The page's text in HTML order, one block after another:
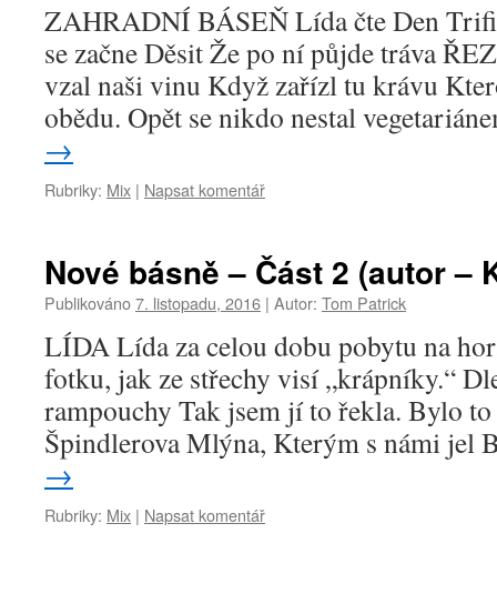
ZAHRADNÍ BÁSEŇ Lída čte Den
se začne Děsit Že po ní půjde tráva
vzal naši vinu Když zařízl tu krávu
obědu. Opět se nikdo nestal
→
Rubriky: Mix | Napsat komentář
Nové básně – Část 2 (autor –
Publikováno7. listopadu, 2016 | Autor: Tom Patrick
LÍDA Lída za celou dobu pobytu na
fotku, jak ze střechy visí „krápníky.“
rampouchy Tak jsem jí to řekla. Bylo to
Špindlerova Mlýna, Kterým s námi
→
Rubriky: Mix | Napsat komentář